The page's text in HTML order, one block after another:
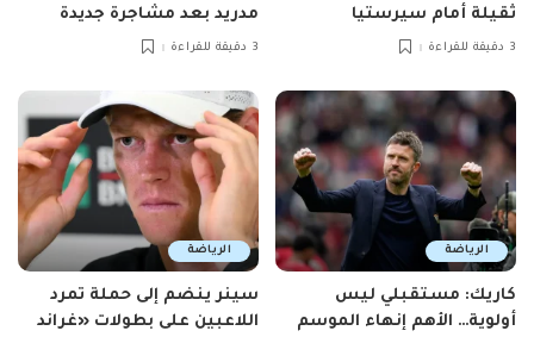
ثقيلة أمام سيرستيا
3 دقيقة للقراءة
مدريد بعد مشاجرة جديدة
3 دقيقة للقراءة
الرياضة
كاريك: مستقبلي ليس
أولوية… الأهم إنهاء الموسم
الرياضة
سينر ينضم إلى حملة تمرد
اللاعبين على بطولات «غراند